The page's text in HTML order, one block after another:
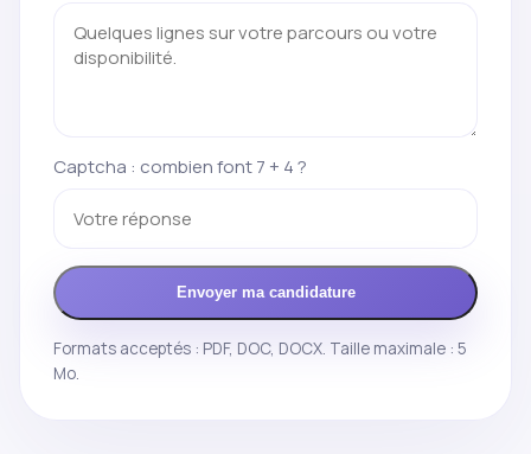
Captcha : combien font 7 + 4 ?
Envoyer ma candidature
Formats acceptés : PDF, DOC, DOCX. Taille maximale : 5
Mo.